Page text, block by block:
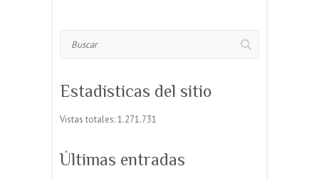
Estadísticas del sitio
Vistas totales:1.271.731
Últimas entradas